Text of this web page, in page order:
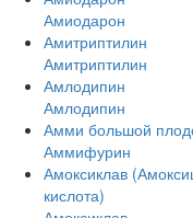
Амиодарон
Амитриптилин
Амитриптилин
Амлодипин
Амлодипин
Амми большой
Аммифурин
Амоксиклав
кислота)